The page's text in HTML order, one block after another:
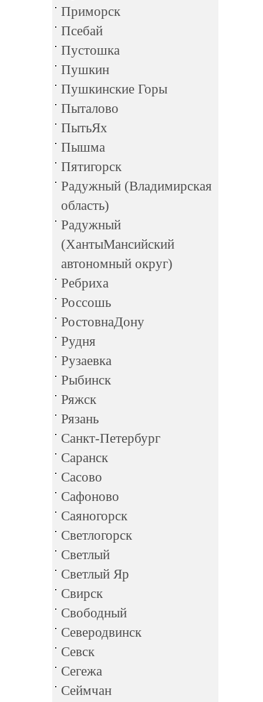
Приморск
Псебай
Пустошка
Пушкин
Пушкинские Горы
Пыталово
ПытьЯх
Пышма
Пятигорск
Радужный (Владимирская
область)
Радужный
(ХантыМансийский
автономный округ)
Ребриха
Россошь
РостовнаДону
Рудня
Рузаевка
Рыбинск
Ряжск
Рязань
Санкт-Петербург
Саранск
Сасово
Сафоново
Саяногорск
Светлогорск
Светлый
Светлый Яр
Свирск
Свободный
Северодвинск
Севск
Сегежа
Сеймчан